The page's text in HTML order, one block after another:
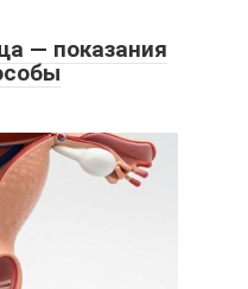
— показания